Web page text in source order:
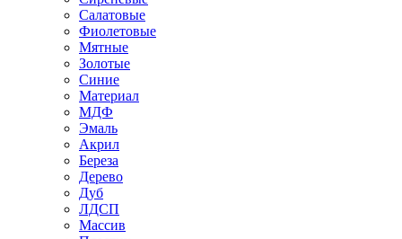
Салатовые
Фиолетовые
Мятные
Золотые
Синие
Материал
МДФ
Эмаль
Акрил
Береза
Дерево
Дуб
ЛДСП
Массив